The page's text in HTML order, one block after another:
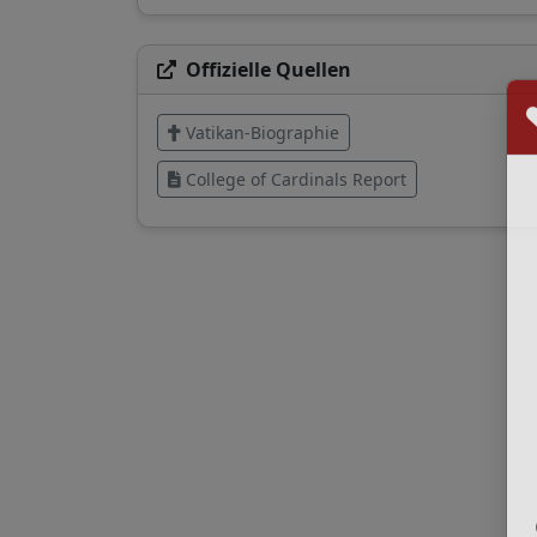
Offizielle Quellen
Vatikan-Biographie
College of Cardinals Report